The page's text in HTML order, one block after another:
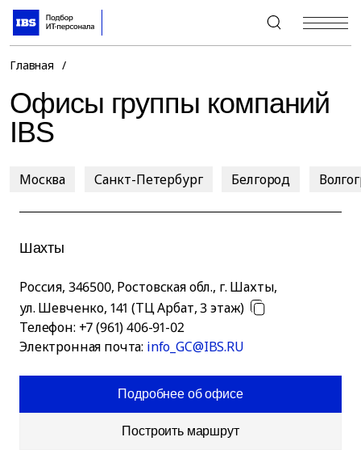
+7 (495) 967-80-80
Главная /
Офисы группы компаний
IBS
Москва Санкт-Петербург Белгород
Шахты
Россия, 346500, Ростовская обл., г. Шахты,
ул. Шевченко, 141 (ТЦ Арбат, 3 этаж)
Телефон: +7 (961) 406-91-02
Электронная почта: info_GC@IBS.RU
Подробнее об офисе
Построить маршрут